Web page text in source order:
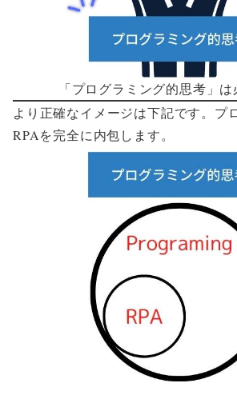
「プログラミング的思考」
より正確なイメージは下記です。プ
RPAを完全に内包します。